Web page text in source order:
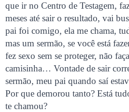
que ir no Centro de Testagem,
meses até sair o resultado, vai
pai foi comigo, ela me chama,
mas um sermão, se você está
fez sexo sem se proteger, não
camisinha… Vontade de sair
sermão, meu pai quando saí
Por que demorou tanto? Está
te chamou?